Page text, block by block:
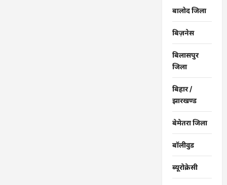
बालोद जिला
बिज़नेस
बिलासपुर
जिला
बिहार /
झारखण्ड
बेमेतरा जिला
बॉलीवुड
ब्यूरोक्रेसी